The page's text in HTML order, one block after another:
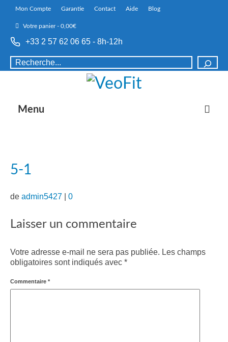
Mon Compte Garantie Contact Aide Blog
Votre panier- 0,00€
+33 2 57 62 06 65 - 8h-12h
Rechercher
Menu
5-1
de admin5427 0
Laisser un commentaire
Votre adresse e-mail ne sera pas publiée. Les champs
obligatoires sont indiqués avec *
Commentaire *